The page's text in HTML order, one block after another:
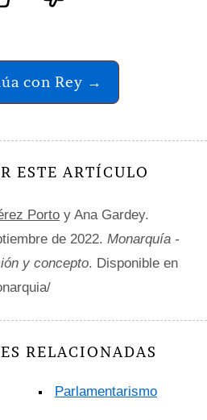
con Rey →
ESTE ARTÍCULO
Porto y Ana Gardey.
de 2022. Monarquía -
y concepto. Disponible en
RELACIONADAS
Parlamentarismo